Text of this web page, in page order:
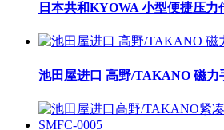
日本共和KYOWA 小型便捷压
池田屋进口 高野/TAKANO 磁力